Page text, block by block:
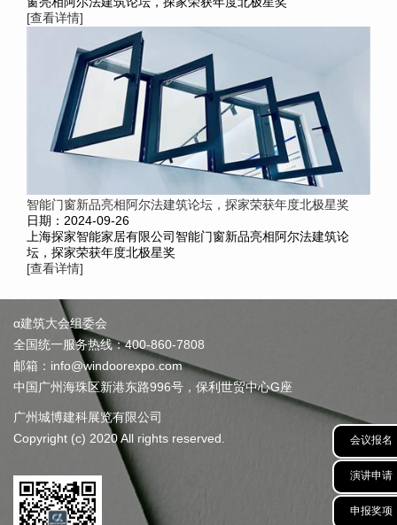
会议报名
演讲申请
申报奖项
[查看详情]
智能门窗新品亮相阿尔法建筑论坛，探家荣获年度北极星奖
日期：2024-09-26
上海探家智能家居有限公司智能门窗新品亮相阿尔法建筑论
坛，探家荣获年度北极星奖
[查看详情]
α建筑大会组委会
全国统一服务热线：400-860-7808
邮箱：info@windoorexpo.com
中国广州海珠区新港东路996号，保利世贸中心G座
广州城博建科展览有限公司
Copyright (c) 2020 All rights reserved.